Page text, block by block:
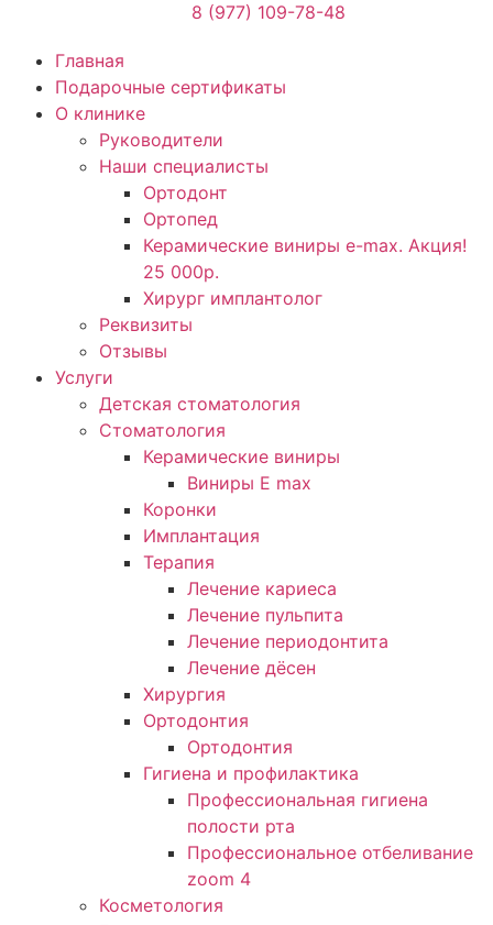
8 (977) 109-78-48
Главная
Подарочные сертификаты
О клинике
Руководители
Наши специалисты
Ортодонт
Ортопед
Керамические виниры e-max. Акция!
25 000р.
Хирург имплантолог
Реквизиты
Отзывы
Услуги
Детская стоматология
Стоматология
Керамические виниры
Виниры E max
Коронки
Имплантация
Терапия
Лечение кариеса
Лечение пульпита
Лечение периодонтита
Лечение дёсен
Хирургия
Ортодонтия
Ортодонтия
Гигиена и профилактика
Профессиональная гигиена
полости рта
Профессиональное отбеливание
zoom 4
Косметология